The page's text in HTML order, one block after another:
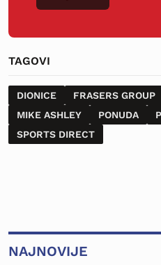
TAGOVI
DIONICE FRASERS GROUP
MIKE ASHLEY
PONUDA
SPORTS DIRECT
NAJNOVIJE